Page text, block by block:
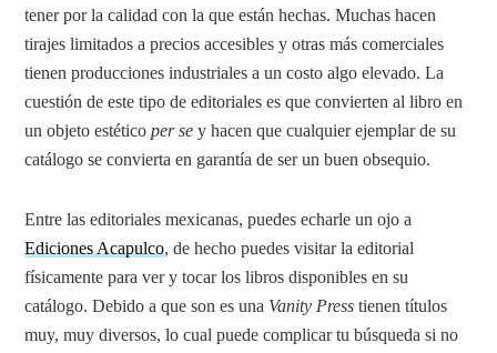
tener por la calidad con la que están hechas. Muchas hacen
tirajes limitados a precios accesibles y otras más comerciales
tienen producciones industriales a un costo algo elevado. La
cuestión de este tipo de editoriales es que convierten al libro en
un objeto estéticoper se y hacen que cualquier ejemplar de su
catálogo se convierta en garantía de ser un buen obsequio.
Entre las editoriales mexicanas, puedes echarle un ojo a
Ediciones Acapulco, de hecho puedes visitar la editorial
físicamente para ver y tocar los libros disponibles en su
catálogo. Debido a que son es una Vanity Presstienen títulos
muy, muy diversos, lo cual puede complicar tu búsqueda si no